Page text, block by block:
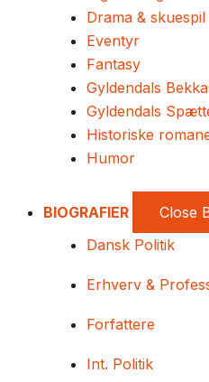
Drama & skuespil
Eventyr
Fantasy
Gyldendals
Gyldendals
Historiske
Humor
BIOGRAFIER Close
Dansk Politik
Erhverv &
Forfattere
Int. Politik